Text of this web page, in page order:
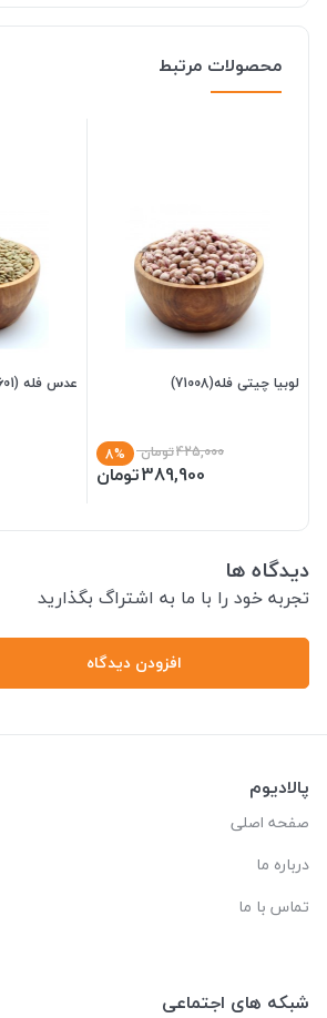
محصولات مرتبط
لوبیا چیتی فله(71008)
425,000تومان 8%
389,900تومان
عدس فله (90601)
دیدگاه ها
تجربه خود را با ما به اشتراگ بگذارید
افزودن دیدگاه
پالادیوم
صفحه اصلی
درباره ما
تماس با ما
شبکه های اجتماعی